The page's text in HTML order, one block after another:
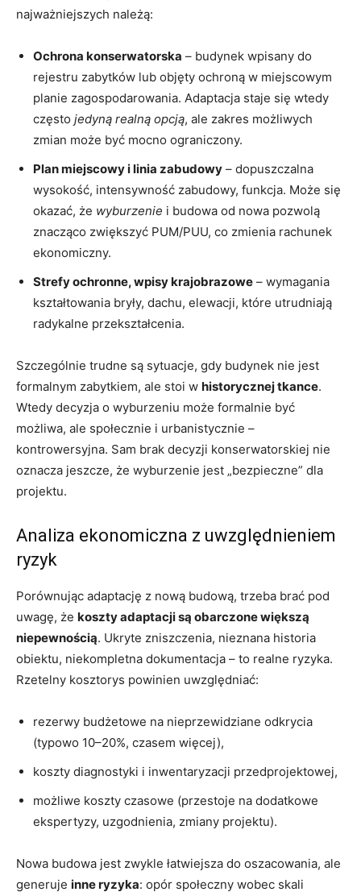
najważniejszych należą:
Ochrona konserwatorska – budynek wpisany do
rejestru zabytków lub objęty ochroną w miejscowym
planie zagospodarowania. Adaptacja staje się wtedy
często jedyną realną opcją, ale zakres możliwych
zmian może być mocno ograniczony.
Plan miejscowy i linia zabudowy – dopuszczalna
wysokość, intensywność zabudowy, funkcja. Może się
okazać, że wyburzenie i budowa od nowa pozwolą
znacząco zwiększyć PUM/PUU, co zmienia rachunek
ekonomiczny.
Strefy ochronne, wpisy krajobrazowe – wymagania
kształtowania bryły, dachu, elewacji, które utrudniają
radykalne przekształcenia.
Szczególnie trudne są sytuacje, gdy budynek nie jest
formalnym zabytkiem, ale stoi w historycznej tkance.
Wtedy decyzja o wyburzeniu może formalnie być
możliwa, ale społecznie i urbanistycznie –
kontrowersyjna. Sam brak decyzji konserwatorskiej nie
oznacza jeszcze, że wyburzenie jest „bezpieczne” dla
projektu.
Analiza ekonomiczna z uwzględnieniem
ryzyk
Porównując adaptację z nową budową, trzeba brać pod
uwagę, że koszty adaptacji są obarczone większą
niepewnością. Ukryte zniszczenia, nieznana historia
obiektu, niekompletna dokumentacja – to realne ryzyka.
Rzetelny kosztorys powinien uwzględniać:
rezerwy budżetowe na nieprzewidziane odkrycia
(typowo 10–20%, czasem więcej),
koszty diagnostyki i inwentaryzacji przedprojektowej,
możliwe koszty czasowe (przestoje na dodatkowe
ekspertyzy, uzgodnienia, zmiany projektu).
Nowa budowa jest zwykle łatwiejsza do oszacowania, ale
generuje inne ryzyka: opór społeczny wobec skali